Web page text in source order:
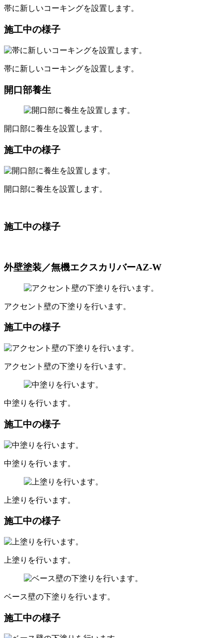
帯に新しいコーキングを設置します。
施工中の様子
帯に新しいコーキングを設置します。
開口部養生
開口部に養生を設置します。
施工中の様子
開口部に養生を設置します。
施工中の様子
外壁塗装／無機エクスカリバーAZ-W
アクセント壁の下塗りを行います。
施工中の様子
アクセント壁の下塗りを行います。
中塗りを行います。
施工中の様子
中塗りを行います。
上塗りを行います。
施工中の様子
上塗りを行います。
ベース壁の下塗りを行います。
施工中の様子